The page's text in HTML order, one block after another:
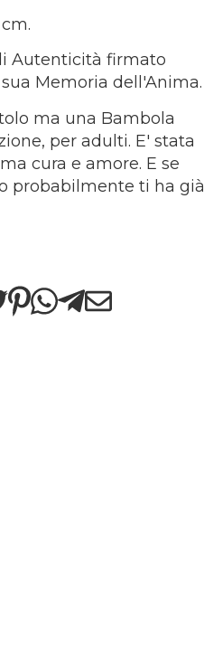
Autenticità firmato
Memoria dell'Anima.
ma una Bambola
per adulti. E' stata
cura e amore. E se
probabilmente ti ha già